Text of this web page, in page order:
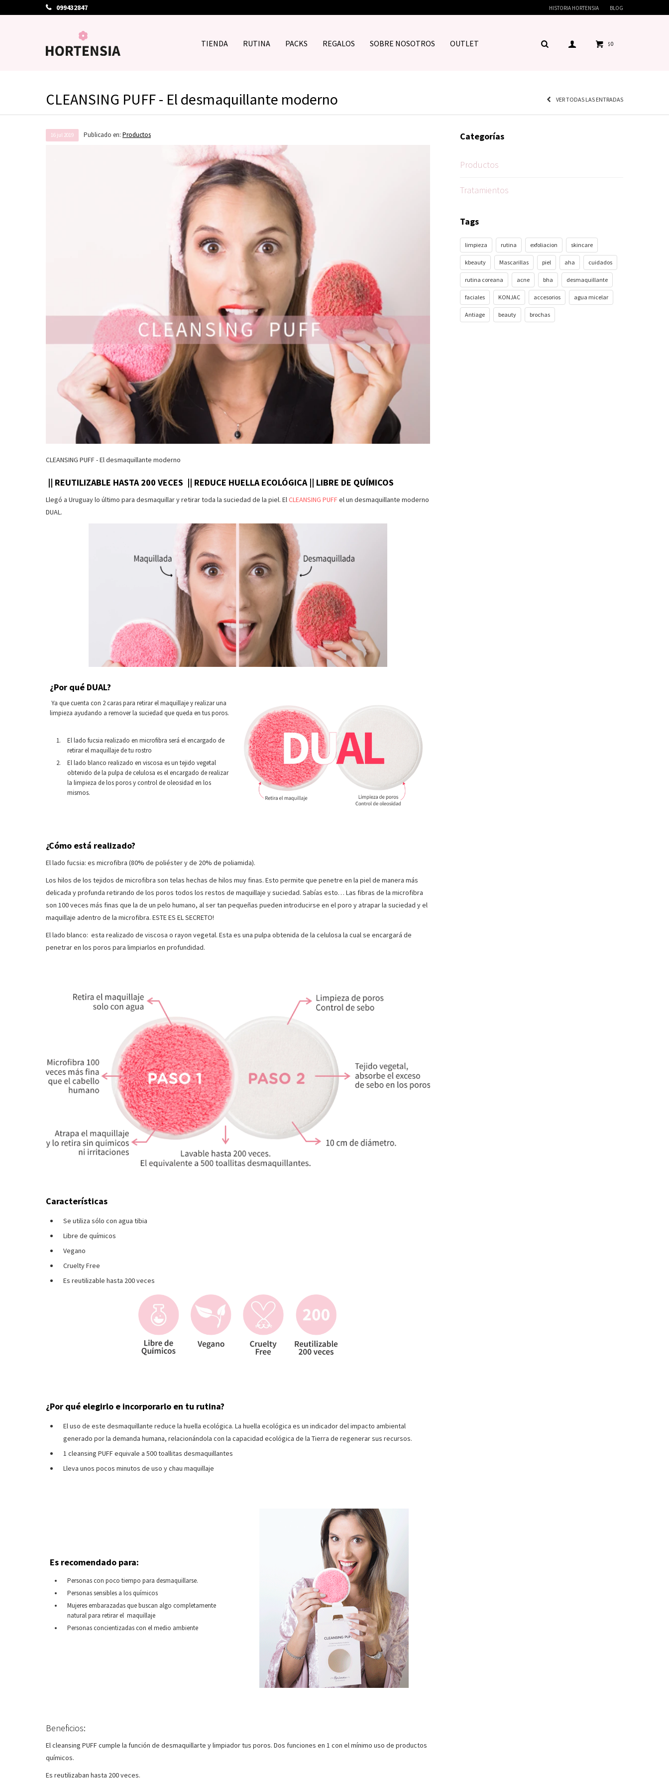
TIENDA RUTINA PACKS REGALOS SOBRE NOSOTROS OUTLET $0
099432847 HISTORIA HORTENSIA BLOG
CLEANSING PUFF - El desmaquillante moderno VER TODAS LAS ENTRADAS
16 jul 2019 Publicado en: Productos
CLEANSING PUFF - El desmaquillante moderno
|| REUTILIZABLE HASTA 200 VECES || REDUCE HUELLA ECOLÓGICA || LIBRE DE QUÍMICOS
Llegó a Uruguay lo último para desmaquillar y retirar toda la suciedad de la piel. ElCLEANSING PUFF el un desmaquillante moderno
DUAL.
¿Por qué DUAL?
Ya que cuenta con 2 caras para retirar el maquillaje y realizar una
limpieza ayudando a remover la suciedad que queda en tus poros.
El lado fucsia realizado en microfibra será el encargado de
retirar el maquillaje de tu rostro
El lado blanco realizado en viscosa es un tejido vegetal
obtenido de la pulpa de celulosa es el encargado de realizar
la limpieza de los poros y control de oleosidad en los
mismos.
¿Cómo está realizado?
El lado fucsia: es microfibra (80% de poliéster y de 20% de poliamida).
Los hilos de los tejidos de microfibra son telas hechas de hilos muy finas. Esto permite que penetre en la piel de manera más
delicada y profunda retirando de los poros todos los restos de maquillaje y suciedad. Sabías esto… Las fibras de la microfibra
son 100 veces más finas que la de un pelo humano, al ser tan pequeñas pueden introducirse en el poro y atrapar la suciedad y el
maquillaje adentro de la microfibra. ESTE ES EL SECRETO!
El lado blanco: esta realizado de viscosa o rayon vegetal. Esta es una pulpa obtenida de la celulosa la cual se encargará de
penetrar en los poros para limpiarlos en profundidad.
Características
Se utiliza sólo con agua tibia
Libre de químicos
Vegano
Cruelty Free
Es reutilizable hasta 200 veces
¿Por qué elegirlo e incorporarlo en tu rutina?
El uso de este desmaquillante reduce la huella ecológica. La huella ecológica es un indicador del impacto ambiental
generado por la demanda humana, relacionándola con la capacidad ecológica de la Tierra de regenerar sus recursos.
1 cleansing PUFF equivale a 500 toallitas desmaquillantes
Lleva unos pocos minutos de uso y chau maquillaje
Es recomendado para:
Personas con poco tiempo para desmaquillarse.
Personas sensibles a los químicos
Mujeres embarazadas que buscan algo completamente
natural para retirar el maquillaje
Personas concientizadas con el medio ambiente
Beneficios:
El cleansing PUFF cumple la función de desmaquillarte y limpiador tus poros. Dos funciones en 1 con el mínimo uso de productos
químicos.
Es reutilizaban hasta 200 veces.
Categorías
Productos
Tratamientos
Tags
limpieza rutina exfoliacion skincare
kbeauty Mascarillas piel aha cuidados
rutina coreana acne bha desmaquillante
faciales KONJAC accesorios agua micelar
Antiage beauty brochas